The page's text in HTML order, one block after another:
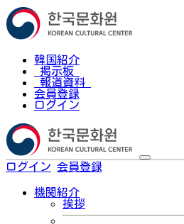
韓国紹介
掲示板
報道資料
会員登録
ログイン
ログイン 会員登録
機関紹介
挨拶